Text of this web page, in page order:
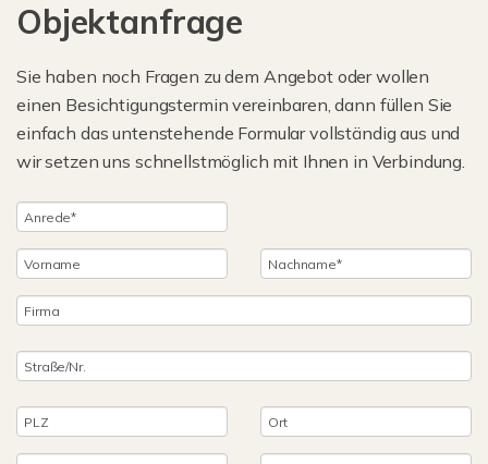
Objektanfrage
Sie haben noch Fragen zu dem Angebot oder wollen
einen Besichtigungstermin vereinbaren, dann füllen Sie
einfach das untenstehende Formular vollständig aus und
wir setzen uns schnellstmöglich mit Ihnen in Verbindung.